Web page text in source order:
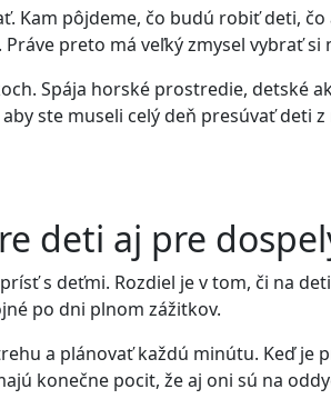
Kam pôjdeme, čo budú robiť deti,
preto má veľký zmysel vybrať
Spája horské prostredie, detské
ste museli celý deň presúvať deti
deti aj pre
s deťmi. Rozdiel je v tom, či na
po dni plnom zážitkov.
a plánovať každú minútu. Keď je
konečne pocit, že aj oni sú na